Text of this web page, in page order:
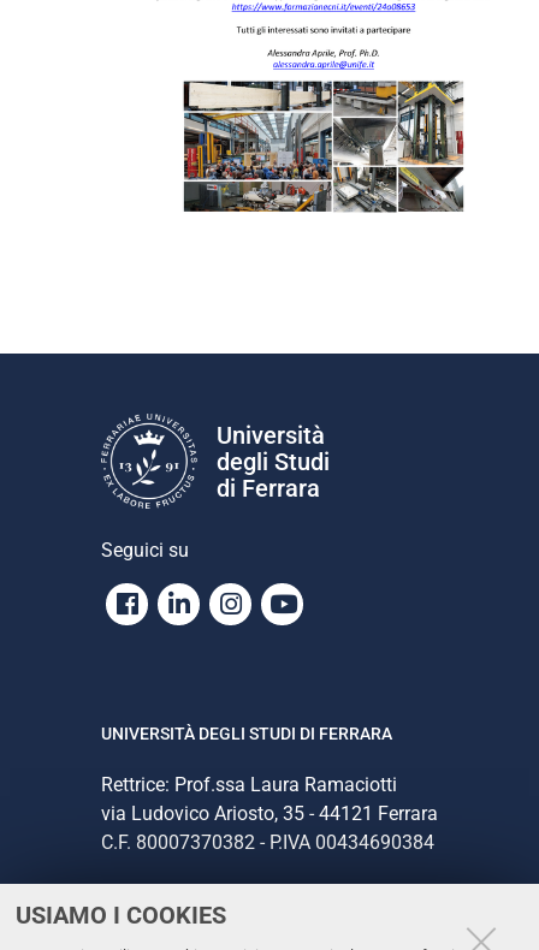
USIAMO I COOKIES
Università
degli Studi
di Ferrara
Seguici su
Facebook
LinkedinInstagram
Youtube
UNIVERSITÀ DEGLI STUDI DI FERRARA
Rettrice: Prof.ssa Laura Ramaciotti
via Ludovico Ariosto, 35 - 44121 Ferrara
C.F. 80007370382 - P.IVA 00434690384
CONTATTI